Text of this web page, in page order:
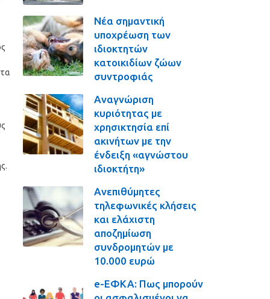
Νέα σημαντική
υποχρέωση των
ιδιοκτητών
κατοικιδίων ζώων
συντροφιάς
Αναγνώριση
κυριότητας με
χρησικτησία επί
ακινήτων με την
ένδειξη «αγνώστου
ιδιοκτήτη»
Ανεπιθύμητες
τηλεφωνικές κλήσεις
και ελάχιστη
αποζημίωση
συνδρομητών με
10.000 ευρώ
e-ΕΦΚΑ: Πως μπορούν